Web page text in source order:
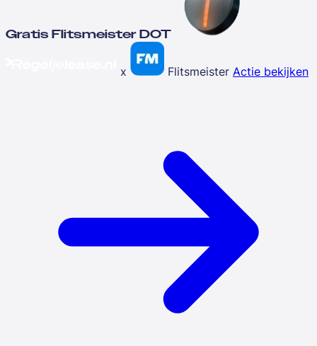
Gratis Flitsmeister DOT
x Flitsmeister Actie bekijken